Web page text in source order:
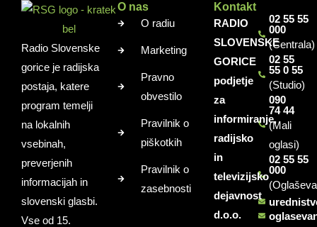
Radio Slovenske
gorice je radijska
postaja, katere
program temelji
na lokalnih
vsebinah,
preverjenih
informacijah in
slovenski glasbi.
Vse od 15.
O nas
O radiu
Marketing
Pravno
obvestilo
Pravilnik o
piškotkih
Pravilnik o
zasebnosti
Kontakt
RADIO
SLOVENSKE
GORICE
podjetje
za
informiranje,
radijsko
in
televizijsko
dejavnost
d.o.o.
02 55 55
000
(Centrala)
02 55
55 0 55
(Studio)
090
74 44
(Mali
oglasi)
02 55 55
000